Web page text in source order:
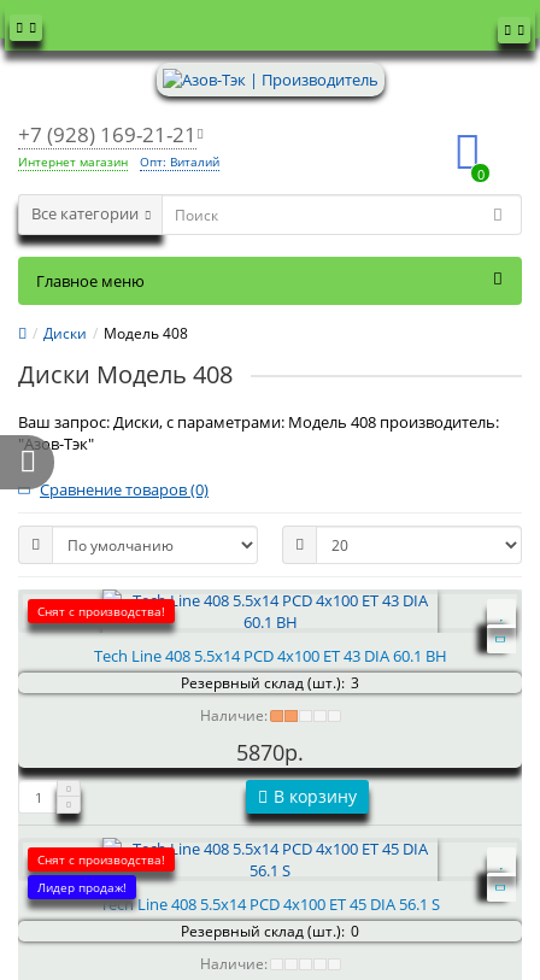
+7 (928) 169-21-21
Интернет магазин Опт: Виталий
0
Все категории
Главное меню
Диски Модель 408
Диски Модель 408
Ваш запрос: Диски, с параметрами: Модель 408 производитель:
"Азов-Тэк"
Сравнение товаров (0)
Снят с производства!
Tech Line 408 5.5x14 PCD 4x100 ET 43 DIA 60.1 BH
Резервный склад (шт.): 3
Наличие:
5870р.
В корзину
Снят с производства!
Лидер продаж!
Tech Line 408 5.5x14 PCD 4x100 ET 45 DIA 56.1 S
Резервный склад (шт.): 0
Наличие: